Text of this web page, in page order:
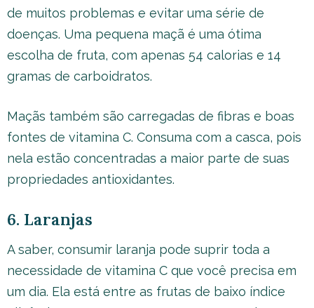
de muitos problemas e evitar uma série de
doenças. Uma pequena maçã é uma ótima
escolha de fruta, com apenas 54 calorias e 14
gramas de carboidratos.
Maçãs também são carregadas de fibras e boas
fontes de vitamina C. Consuma com a casca, pois
nela estão concentradas a maior parte de suas
propriedades antioxidantes.
6. Laranjas
A saber, consumir laranja pode suprir toda a
necessidade de vitamina C que você precisa em
um dia. Ela está entre as frutas de baixo índice